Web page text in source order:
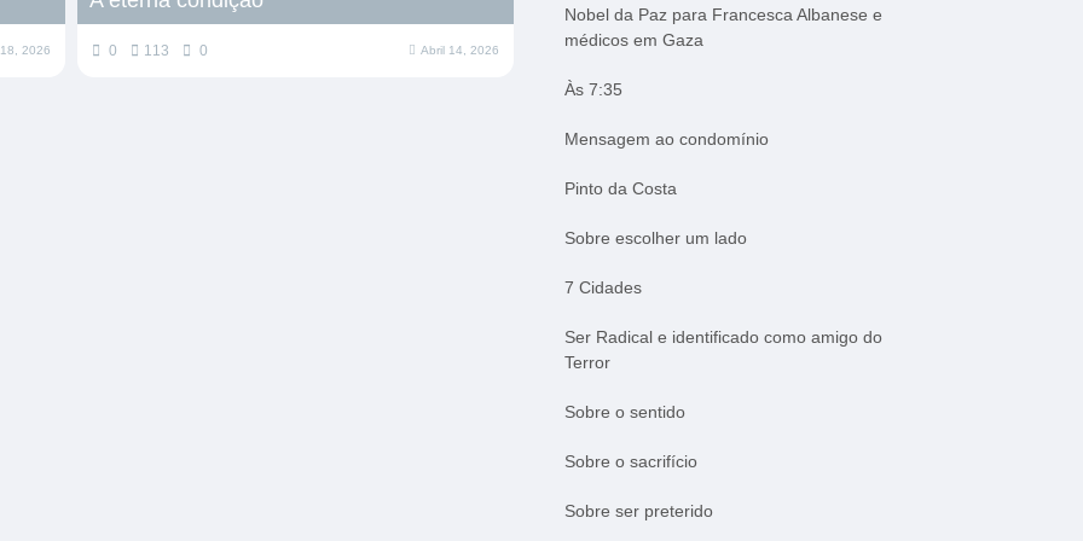
2026 0 113 0 Abril 14, 2026
Nobel da Paz para Francesca Albanese e
médicos em Gaza
Às 7:35
Mensagem ao condomínio
Pinto da Costa
Sobre escolher um lado
7 Cidades
Ser Radical e identificado como amigo do
Terror
Sobre o sentido
Sobre o sacrifício
Sobre ser preterido